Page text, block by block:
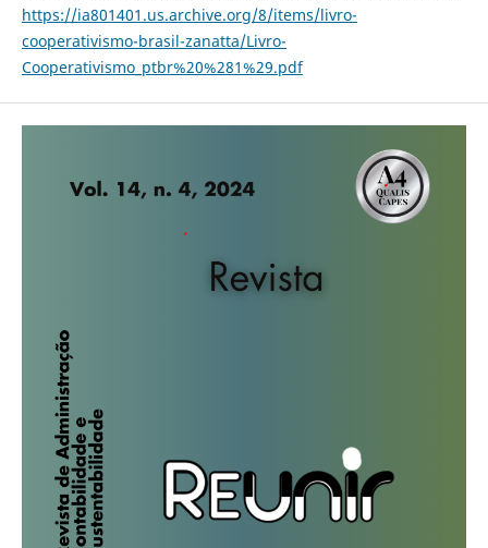
https://ia801401.us.archive.org/8/items/livro-
cooperativismo-brasil-zanatta/Livro-
Cooperativismo_ptbr%20%281%29.pdf